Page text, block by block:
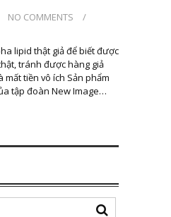
NO COMMENTS
/
lipid thật giả để biết được
tránh được hàng giả
tiền vô ích Sản phẩm
tập đoàn New Image…